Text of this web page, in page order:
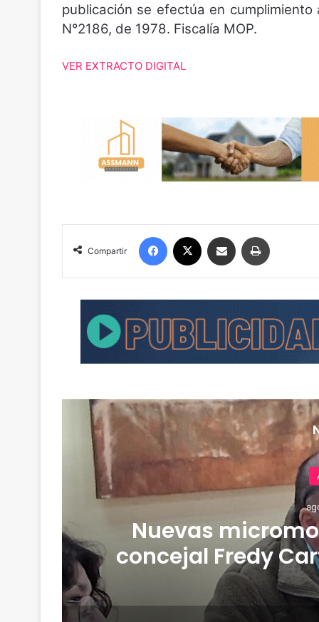
publicación se efectúa en
N°2186, de 1978. Fiscalía MOP.
VER EXTRACTO DIGITAL
Compartir
Nuevas
concejal Fredy
empresa Jet con
mejores